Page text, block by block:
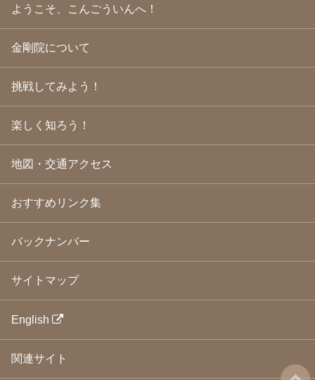
2009年8月 (18)
2009年7月
(21)
2009年6月(22)
2009年5月(20)
2009年2月(19)
2009年1月(25)
2008年12月 (22)
2008年9月(24)
2008年8月(24)
2008年7月
(23)
2008年6月(23)
2008年5月(21)
2008年4月(22)
2008年1月 (23)
2007年12月(26)
2007年11月
2007年10月
2007年9月(23)
2007年8月
ようこそ、こんごういんへ！
金剛院について
挑戦してみよう！
楽しく知ろう！
地図・交通アクセス
おすすめリンク集
バックナンバー
サイトマップ
English
関連サイト